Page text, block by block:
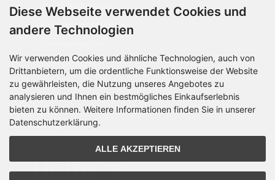
Geschäftskunden
Beschaffungsplattform
Über OCTO IT
Sitemap
PARTNER
Diese Webseite verwendet Cookies und
andere Technologien
Wir verwenden Cookies und ähnliche Technologien, auch von
Drittanbietern, um die ordentliche Funktionsweise der Website
zu gewährleisten, die Nutzung unseres Angebotes zu
analysieren und Ihnen ein bestmögliches Einkaufserlebnis
bieten zu können. Weitere Informationen finden Sie in unserer
Datenschutzerklärung.
ALLE AKZEPTIEREN